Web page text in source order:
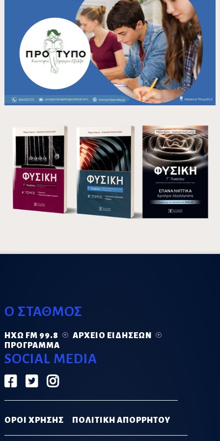
Ο ΣΤΑΘΜΟΣ
ΗΧΏ FM 99.8
ΑΡΧΕΊΟ ΕΙΔΉΣΕΩΝ
ΠΡΌΓΡΑΜΜΑ
SOCIAL MEDIA
ΟΡΟΙ ΧΡΗΣΗΣ ΠΟΛΙΤΙΚΗ ΑΠΟΡΡΗΤΟΥ